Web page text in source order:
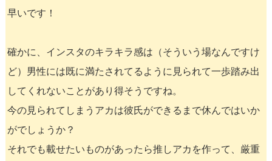
早いです！
確かに、インスタのキラキラ感は（そういう場なんですけ
ど）男性には既に満たされてるように見られて一歩踏み出
してくれないことがあり得そうですね。
今の見られてしまうアカは彼氏ができるまで休んではいか
がでしょうか？
それでも載せたいものがあったら推しアカを作って、厳重